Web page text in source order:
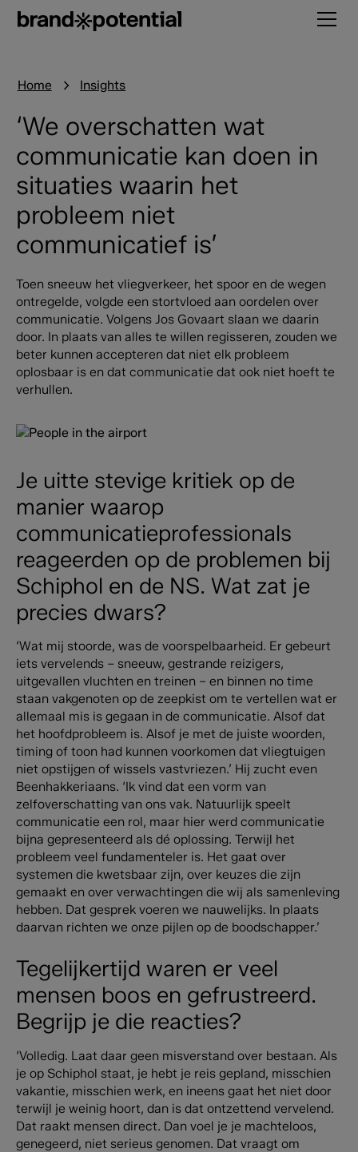
Home Insights
‘We overschatten wat
communicatie kan doen in
situaties waarin het
probleem niet
communicatief is’
Toen sneeuw het vliegverkeer, het spoor en de wegen
ontregelde, volgde een stortvloed aan oordelen over
communicatie. Volgens Jos Govaart slaan we daarin
door. In plaats van alles te willen regisseren, zouden we
beter kunnen accepteren dat niet elk probleem
oplosbaar is en dat communicatie dat ook niet hoeft te
verhullen.
Je uitte stevige kritiek op de
manier waarop
communicatieprofessionals
reageerden op de problemen bij
Schiphol en de NS. Wat zat je
precies dwars?
‘Wat mij stoorde, was de voorspelbaarheid. Er gebeurt
iets vervelends – sneeuw, gestrande reizigers,
uitgevallen vluchten en treinen – en binnen no time
staan vakgenoten op de zeepkist om te vertellen wat er
allemaal mis is gegaan in de communicatie. Alsof dat
het hoofdprobleem is. Alsof je met de juiste woorden,
timing of toon had kunnen voorkomen dat vliegtuigen
niet opstijgen of wissels vastvriezen.’ Hij zucht even
Beenhakkeriaans. ‘Ik vind dat een vorm van
zelfoverschatting van ons vak. Natuurlijk speelt
communicatie een rol, maar hier werd communicatie
bijna gepresenteerd als dé oplossing. Terwijl het
probleem veel fundamenteler is. Het gaat over
systemen die kwetsbaar zijn, over keuzes die zijn
gemaakt en over verwachtingen die wij als samenleving
hebben. Dat gesprek voeren we nauwelijks. In plaats
daarvan richten we onze pijlen op de boodschapper.’
Tegelijkertijd waren er veel
mensen boos en gefrustreerd.
Begrijp je die reacties?
‘Volledig. Laat daar geen misverstand over bestaan. Als
je op Schiphol staat, je hebt je reis gepland, misschien
vakantie, misschien werk, en ineens gaat het niet door
terwijl je weinig hoort, dan is dat ontzettend vervelend.
Dat raakt mensen direct. Dan voel je je machteloos,
genegeerd, niet serieus genomen. Dat vraagt om